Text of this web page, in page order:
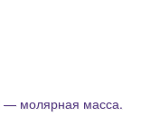
―молярная масса.